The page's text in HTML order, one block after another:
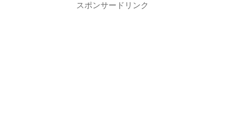
スポンサードリンク